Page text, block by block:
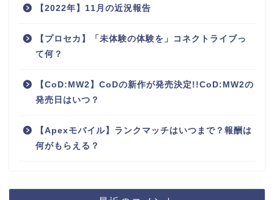
【2022年】11月の近況報告
【プロセカ】「未体験の体験を」コネクトライブっ
て何？
【CoD:MW2】CoDの新作が発売決定!!CoD:MW2の
発売日はいつ？
【Apexモバイル】ランクマッチはいつまで？報酬は
何がもらえる？